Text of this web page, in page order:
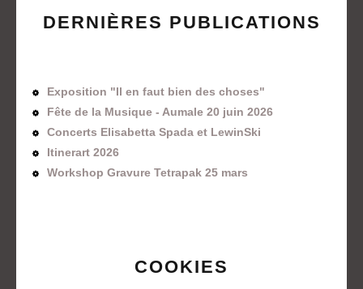
DERNIÈRES PUBLICATIONS
Exposition "Il en faut bien des choses"
Fête de la Musique - Aumale 20 juin 2026
Concerts Elisabetta Spada et LewinSki
Itinerart 2026
Workshop Gravure Tetrapak 25 mars
COOKIES